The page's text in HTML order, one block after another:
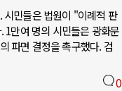
시민들은 법원이 "이례적 판
만여 명의 시민들은 광화문
파면 결정을 촉구했다. 검
0